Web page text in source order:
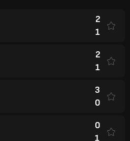
2
1
2
1
3
0
0
1